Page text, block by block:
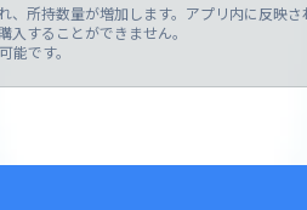
、所持数量が増加します。アプリ内に反映
することができません。
です。